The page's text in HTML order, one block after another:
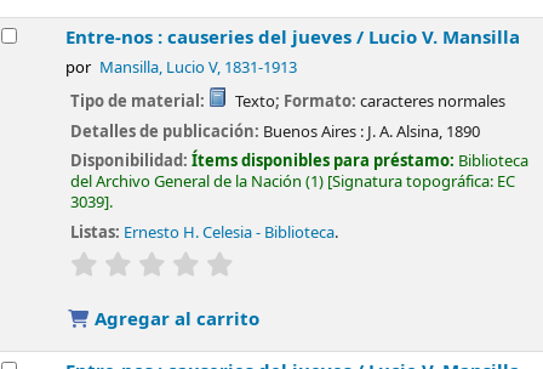
Entre-nos : causeries del jueves / Lucio V. Mansilla
por Mansilla, Lucio V, 1831-1913
Tipo de material: Texto; Formato: caracteres normales
Detalles de publicación: Buenos Aires : J. A. Alsina, 1890
Disponibilidad:Ítems disponibles para préstamo: Biblioteca
del Archivo General de la Nación (1) Signatura topográfica: EC
3039 .
Listas: Ernesto H. Celesia - Biblioteca.
valoración
Agregar al carrito